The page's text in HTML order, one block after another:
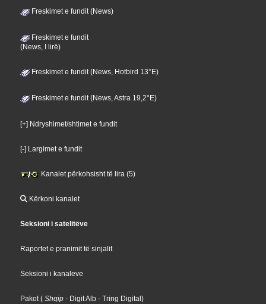
Freskimet e fundit (News)
Freskimet e fundit
(News, I lirë)
Freskimet e fundit (News, Hotbird 13°E)
Freskimet e fundit (News, Astra 19,2°E)
[+] Ndryshimet/shtimet e fundit
[-] Largimet e fundit
Kanalet përkohsisht të lira (5)
Kërkoni kanalet
Seksioni i satelitëve
Raportet e pranimit të sinjalit
Seksioni i kanaleve
Pakot( Shqip - Digit Alb - Tring Digital)